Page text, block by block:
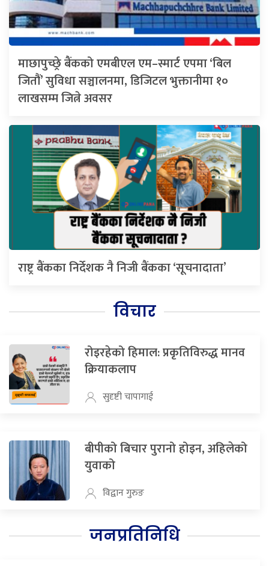
माछापुच्छ्रे बैंकको एमबीएल एम–स्मार्ट एपमा ‘बिल
जितौं’ सुविधा सञ्चालनमा, डिजिटल भुक्तानीमा १०
लाखसम्म जित्ने अवसर
राष्ट्र बैंकका निर्देशक नै निजी बैंकका ‘सूचनादाता’
विचार
रोइरहेको हिमाल: प्रकृतिविरुद्ध मानव
क्रियाकलाप
सुदृष्टी चापागाई
बीपीको बिचार पुरानो होइन, अहिलेको
युवाको
विद्वान गुरुङ
जनप्रतिनिधि